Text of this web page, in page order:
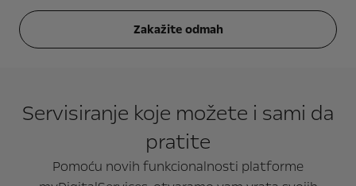
Zakažite odmah
Servisiranje koje možete i sami da
pratite
Pomoću novih funkcionalnosti platforme